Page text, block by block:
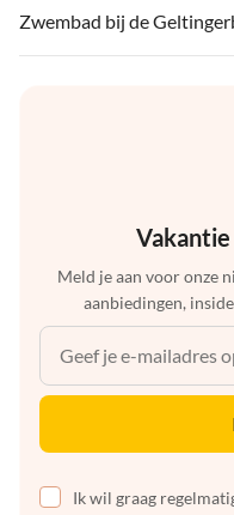
Zwembad bij de
Meld je aan voor onze
aanbiedingen,
Ik wil graag